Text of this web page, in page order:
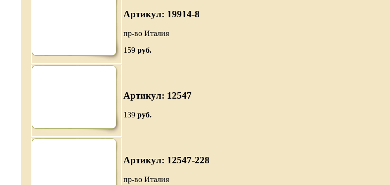
Артикул: 19914-8
пр-во Италия
159 руб.
Артикул: 12547
139 руб.
Артикул: 12547-228
пр-во Италия